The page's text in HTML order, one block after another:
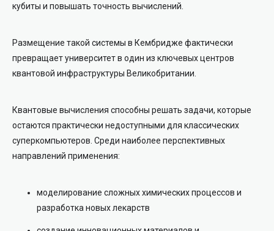
кубиты и повышать точность вычислений.
Размещение такой системы в Кембридже фактически
превращает университет в один из ключевых центров
квантовой инфраструктуры Великобритании.
Квантовые вычисления способны решать задачи, которые
остаются практически недоступными для классических
суперкомпьютеров. Среди наиболее перспективных
направлений применения:
моделирование сложных химических процессов и
разработка новых лекарств